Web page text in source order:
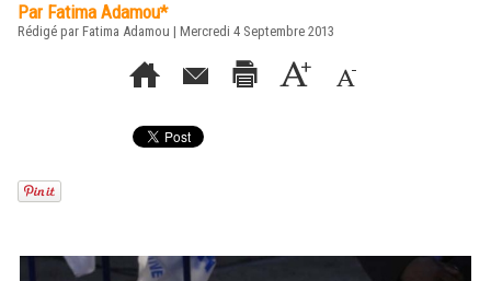
Par Fatima Adamou*
Rédigé par Fatima Adamou | Mercredi 4 Septembre 2013